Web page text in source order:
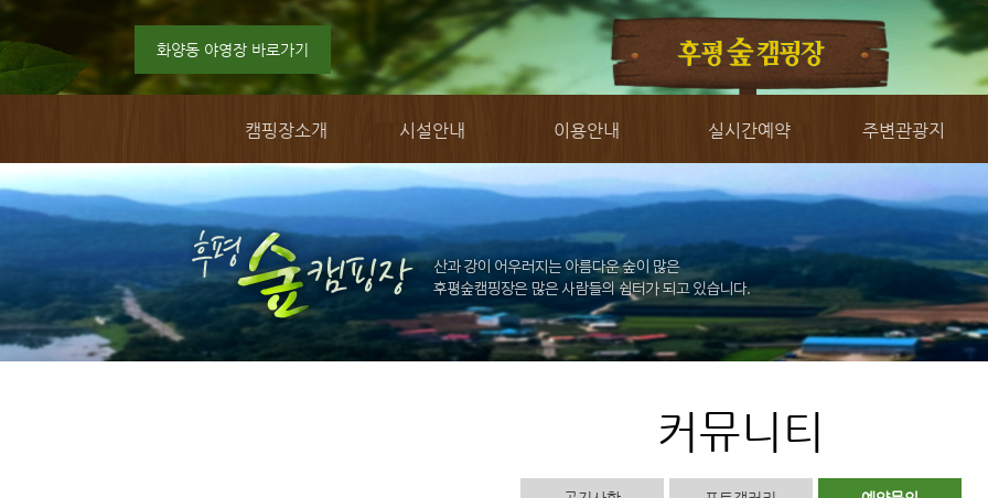
화양동 야영장 바로가기
캠핑장소개 시설안내 이용안내 실시간예약 주변관광지
커뮤니티